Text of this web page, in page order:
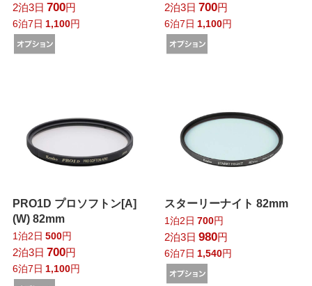
2泊3日 700円
6泊7日 1,100円
2泊3日 700円
6泊7日 1,100円
PRO1D プロソフトン[A]
(W) 82mm
1泊2日 500円
2泊3日 700円
6泊7日 1,100円
スターリーナイト 82mm
1泊2日 700円
2泊3日 980円
6泊7日 1,540円